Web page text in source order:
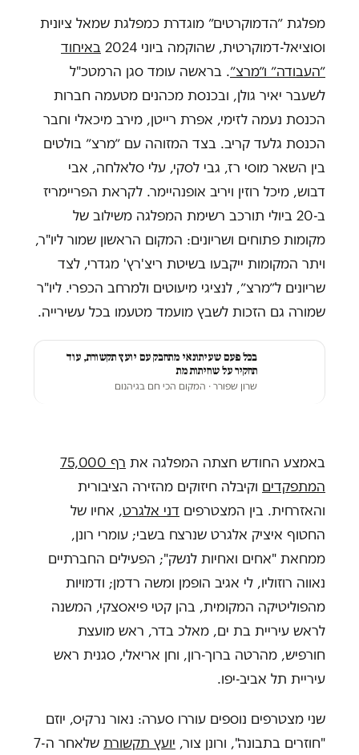
מפלגת ״הדמוקרטים״ מוגדרת כמפלגת שמאל ציונית
וסוציאל-דמוקרטית, שהוקמה ביוני 2024
באיחוד
״העבודה״ ו״מרצ״. בראשה עומד סגן הרמטכ"ל
לשעבר יאיר גולן, ובכנסת מכהנים מטעמה חברות
הכנסת נעמה לזימי, אפרת רייטן, מירב מיכאלי וחבר
הכנסת גלעד קריב. בצד המזוהה עם ״מרצ״ בולטים
בין השאר מוסי רז, גבי לסקי, עלי סלאלחה, אבי
דבוש, מיכל רוזין ויריב אופנהיימר. לקראת הפריימריז
ב-20 ביולי תורכב רשימת המפלגה משילוב של
מקומות פתוחים ושריונים: המקום הראשון שמור ליו"ר,
ויתר המקומות ייקבעו בשיטת ריצ'רץ' מגדרי, לצד
שריונים ל״מרצ״, לנציגי מיעוטים ולמרחב הכפרי. ליו"ר
שמורה גם הזכות לשבץ מועמד מטעמו בכל עשירייה.
בכל פעם שעיתונאי מתחבק עם יועץ תקשורת, עוד
תחקיר על שחיתות מת
שרון שפורר · המקום הכי חם בגיהנום
באמצע החודש חצתה המפלגה את
רף 75,000
המתפקדים וקיבלה חיזוקים מהזירה הציבורית
והאזרחית. בין המצטרפים דני אלגרט, אחיו של
החטוף איציק אלגרט שנרצח בשבי; עומרי רונן,
ממחאת "אחים ואחיות לנשק"; הפעילים החברתיים
נאווה רוזוליו, לי אגיב הופמן ומשה רדמן; ודמויות
מהפוליטיקה המקומית, בהן קטי פיאסצקי, המשנה
לראש עיריית בת ים, מאלכ בדר, ראש מועצת
חורפיש, מהרטה ברוך-רון, וחן אריאלי, סגנית ראש
עיריית תל אביב-יפו.
שני מצטרפים נוספים עוררו סערה: נאור נרקיס, יוזם
"חוזרים בתבונה", ורונן צור, יועץ תקשורת
שלאחר ה-7